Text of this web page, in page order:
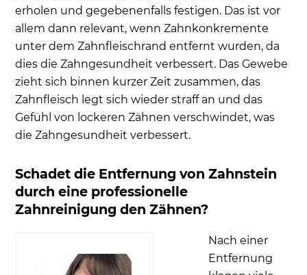
erholen und gegebenenfalls festigen. Das ist vor
allem dann relevant, wenn Zahnkonkremente
unter dem Zahnfleischrand entfernt wurden, da
dies die Zahngesundheit verbessert. Das Gewebe
zieht sich binnen kurzer Zeit zusammen, das
Zahnfleisch legt sich wieder straff an und das
Gefühl von lockeren Zähnen verschwindet, was
die Zahngesundheit verbessert.
Schadet die Entfernung von Zahnstein
durch eine professionelle
Zahnreinigung den Zähnen?
Nach einer
Entfernung